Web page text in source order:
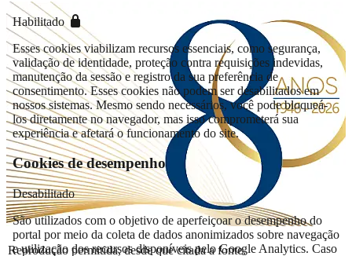
Reprodução permitida, desde que citada a fonte.
Habilitado
Esses cookies viabilizam recursos essenciais, como segurança,
validação de identidade, proteção contra requisições indevidas,
manutenção da sessão e registro da sua preferência de
consentimento. Esses cookies não podem ser desabilitados em
nossos sistemas. Mesmo sendo necessários, você pode bloqueá-
los diretamente no navegador, mas isso comprometerá sua
experiência e afetará o funcionamento do site.
Cookies de desempenho
Desabilitado
São utilizados com o objetivo de aperfeiçoar o desempenho do
portal por meio da coleta de dados anonimizados sobre navegação
e utilização dos recursos disponíveis pelo Google Analytics. Caso